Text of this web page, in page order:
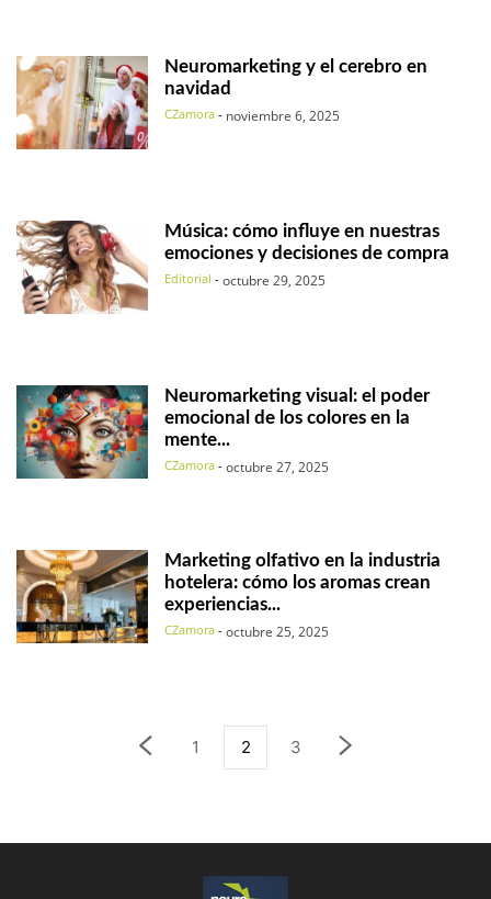
Neuromarketing y el cerebro en
navidad
CZamora - noviembre 6, 2025
Música: cómo influye en nuestras
emociones y decisiones de compra
Editorial - octubre 29, 2025
Neuromarketing visual: el poder
emocional de los colores en la
mente...
CZamora - octubre 27, 2025
Marketing olfativo en la industria
hotelera: cómo los aromas crean
experiencias...
CZamora - octubre 25, 2025
1 2 3